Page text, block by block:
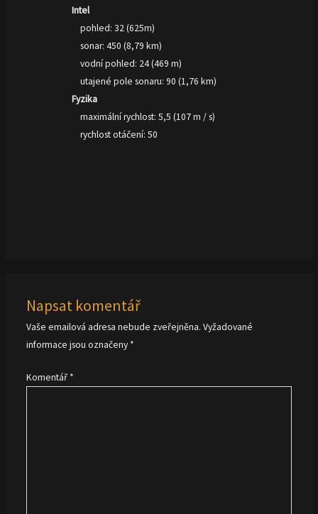
Intel
pohled: 32 (625m)
sonar: 450 (8,79 km)
vodní pohled: 24 (469 m)
utajené pole sonaru: 90 (1,76 km)
Fyzika
maximální rychlost: 5,5 (107 m / s)
rychlost otáčení: 50
Napsat komentář
Vaše emailová adresa nebude zveřejněna. Vyžadované
informace jsou označeny *
Komentář *